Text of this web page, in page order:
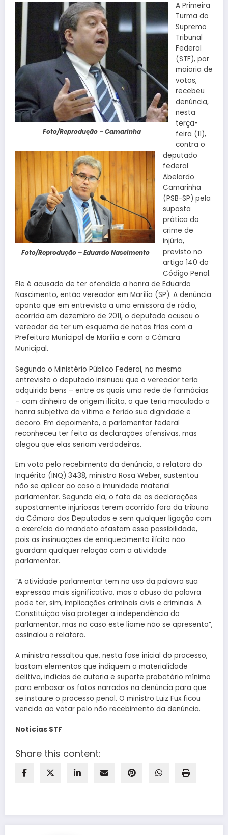
Foto/Reprodução – Camarinha
Foto/Reprodução – Eduardo Nascimento
A Primeira
Turma do
Supremo
Tribunal
Federal
(STF), por
maioria de
votos,
recebeu
denúncia,
nesta
terça-
feira (11),
contra o
deputado
federal
Abelardo
Camarinha
(PSB-SP) pela
suposta
prática do
crime de
injúria,
previsto no
artigo 140 do
Código Penal.
Ele é acusado de ter ofendido a honra de Eduardo
Nascimento, então vereador em Marília (SP). A denúncia
aponta que em entrevista a uma emissora de rádio,
ocorrida em dezembro de 2011, o deputado acusou o
vereador de ter um esquema de notas frias com a
Prefeitura Municipal de Marília e com a Câmara
Municipal.
Segundo o Ministério Público Federal, na mesma
entrevista o deputado insinuou que o vereador teria
adquirido bens – entre os quais uma rede de farmácias
– com dinheiro de origem ilícita, o que teria maculado a
honra subjetiva da vítima e ferido sua dignidade e
decoro. Em depoimento, o parlamentar federal
reconheceu ter feito as declarações ofensivas, mas
alegou que elas seriam verdadeiras.
Em voto pelo recebimento da denúncia, a relatora do
Inquérito (INQ) 3438, ministra Rosa Weber, sustentou
não se aplicar ao caso a imunidade material
parlamentar. Segundo ela, o fato de as declarações
supostamente injuriosas terem ocorrido fora da tribuna
da Câmara dos Deputados e sem qualquer ligação com
o exercício do mandato afastam essa possibilidade,
pois as insinuações de enriquecimento ilícito não
guardam qualquer relação com a atividade
parlamentar.
“A atividade parlamentar tem no uso da palavra sua
expressão mais significativa, mas o abuso da palavra
pode ter, sim, implicações criminais civis e criminais. A
Constituição visa proteger a independência do
parlamentar, mas no caso este liame não se apresenta”,
assinalou a relatora.
A ministra ressaltou que, nesta fase inicial do processo,
bastam elementos que indiquem a materialidade
delitiva, indícios de autoria e suporte probatório mínimo
para embasar os fatos narrados na denúncia para que
se instaure o processo penal. O ministro Luiz Fux ficou
vencido ao votar pelo não recebimento da denúncia.
Notícias STF
Share this content: